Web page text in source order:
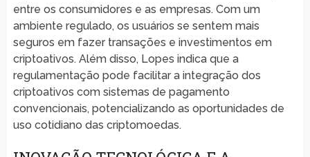
entre os consumidores e as empresas. Com um
ambiente regulado, os usuários se sentem mais
seguros em fazer transações e investimentos em
criptoativos. Além disso, Lopes indica que a
regulamentação pode facilitar a integração dos
criptoativos com sistemas de pagamento
convencionais, potencializando as oportunidades de
uso cotidiano das criptomoedas.